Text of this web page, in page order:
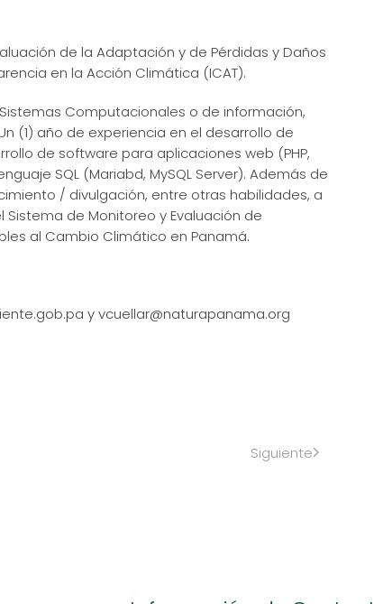
de la Adaptación y de Pérdidas y Daños
en la Acción Climática (ICAT).
Computacionales o de información,
(1) año de experiencia en el desarrollo de
de software para aplicaciones web (PHP,
SQL (Mariabd, MySQL Server). Además de
/ divulgación, entre otras habilidades, a
de Monitoreo y Evaluación de
al Cambio Climático en Panamá.
y vcuellar@naturapanama.org
Siguiente